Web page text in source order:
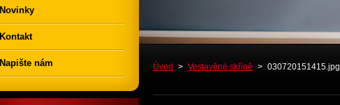
Úvod > Vestavěné skříně > 030720151415.jpg
Novinky
Kontakt
Napište nám